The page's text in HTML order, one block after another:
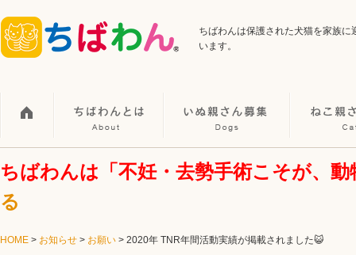
ちばわんは保護された犬猫を家族
います。
ちばわんは「不妊・去勢手術こそが、
る
HOME > お知らせ > お願い > 2020年 TNR年間活動実績が掲載されました😺